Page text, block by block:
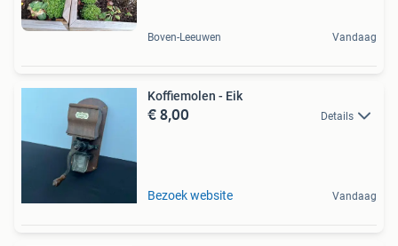
Boven-Leeuwen Vandaag
Koffiemolen - Eik
€ 8,00 Details
Bezoek website Vandaag